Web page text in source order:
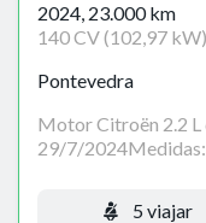
2024, 23.000 km
140 CV (102,97 kW)
Pontevedra
Motor Citroën 2.2 L
29/7/2024Medidas:
5 viajar